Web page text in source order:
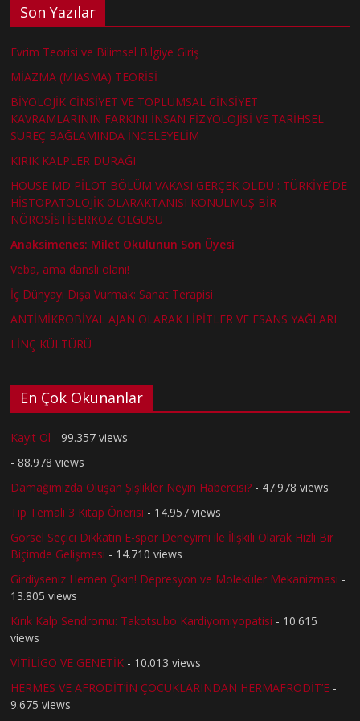
Son Yazılar
Evrim Teorisi ve Bilimsel Bilgiye Giriş
MİAZMA (MIASMA) TEORİSİ
BİYOLOJİK CİNSİYET VE TOPLUMSAL CİNSİYET
KAVRAMLARININ FARKINI İNSAN FİZYOLOJİSİ VE TARİHSEL
SÜREÇ BAĞLAMINDA İNCELEYELİM
KIRIK KALPLER DURAĞI
HOUSE MD PİLOT BÖLÜM VAKASI GERÇEK OLDU : TÜRKİYE´DE
HİSTOPATOLOJİK OLARAKTANISI KONULMUŞ BİR
NÖROSİSTİSERKOZ OLGUSU
Anaksimenes: Milet Okulunun Son Üyesi
Veba, ama danslı olanı!
İç Dünyayı Dışa Vurmak: Sanat Terapisi
ANTİMİKROBİYAL AJAN OLARAK LİPİTLER VE ESANS YAĞLARI
LİNÇ KÜLTÜRÜ
En Çok Okunanlar
Kayıt Ol - 99.357 views
- 88.978 views
Damağımızda Oluşan Şişlikler Neyin Habercisi? - 47.978 views
Tıp Temalı 3 Kitap Önerisi - 14.957 views
Görsel Seçici Dikkatin E-spor Deneyimi ile İlişkili Olarak Hızlı Bir
Biçimde Gelişmesi - 14.710 views
Girdiyseniz Hemen Çıkın! Depresyon ve Moleküler Mekanizması -
13.805 views
Kırık Kalp Sendromu: Takotsubo Kardiyomiyopatisi - 10.615
views
VİTİLİGO VE GENETİK - 10.013 views
HERMES VE AFRODİT’İN ÇOCUKLARINDAN HERMAFRODİT’E -
9.675 views